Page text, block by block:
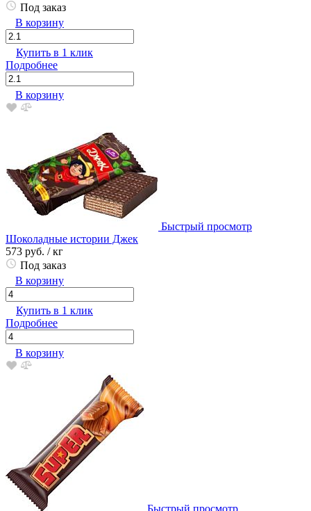
Под заказ
В корзину
Купить в 1 клик
Подробнее
В корзину
Быстрый просмотр
Шоколадные истории Джек
573 руб. / кг
Под заказ
В корзину
Купить в 1 клик
Подробнее
В корзину
Быстрый просмотр